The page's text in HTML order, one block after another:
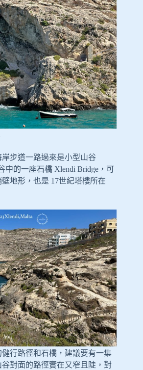
步道一路過來是小型山谷
中的一座石橋 Xlendi Bridge，可
地形，也是 17世紀塔樓所在
行路徑和石橋，建議要有一集
對面的路徑實在又窄且陡，對